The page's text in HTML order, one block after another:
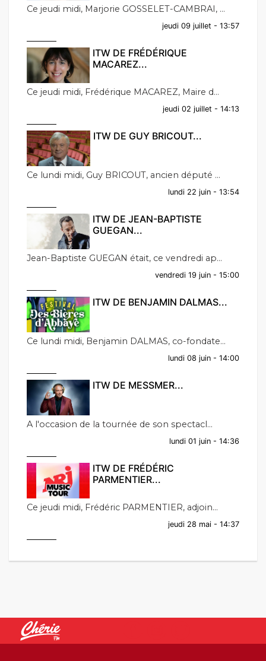
Ce jeudi midi, Marjorie GOSSELET-CAMBRAI, ...
jeudi 09 juillet - 13:57
ITW DE FRÉDÉRIQUE
MACAREZ...
Ce jeudi midi, Frédérique MACAREZ, Maire d...
jeudi 02 juillet - 14:13
ITW DE GUY BRICOUT...
Ce lundi midi, Guy BRICOUT, ancien député ...
lundi 22 juin - 13:54
ITW DE JEAN-BAPTISTE
GUEGAN...
Jean-Baptiste GUEGAN était, ce vendredi ap...
vendredi 19 juin - 15:00
ITW DE BENJAMIN DALMAS...
Ce lundi midi, Benjamin DALMAS, co-fondate...
lundi 08 juin - 14:00
ITW DE MESSMER...
A l'occasion de la tournée de son spectacl...
lundi 01 juin - 14:36
ITW DE FRÉDÉRIC
PARMENTIER...
Ce jeudi midi, Frédéric PARMENTIER, adjoin...
jeudi 28 mai - 14:37